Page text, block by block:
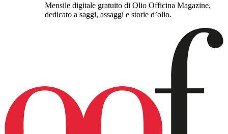
Mensile digitale gratuito di Olio Officina Magazine,
dedicato a saggi, assaggi e storie d’olio.